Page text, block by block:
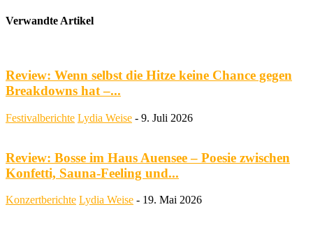
Verwandte Artikel
Review: Wenn selbst die Hitze keine Chance gegen
Breakdowns hat –...
Festivalberichte Lydia Weise - 9. Juli 2026
Review: Bosse im Haus Auensee – Poesie zwischen
Konfetti, Sauna-Feeling und...
Konzertberichte Lydia Weise - 19. Mai 2026